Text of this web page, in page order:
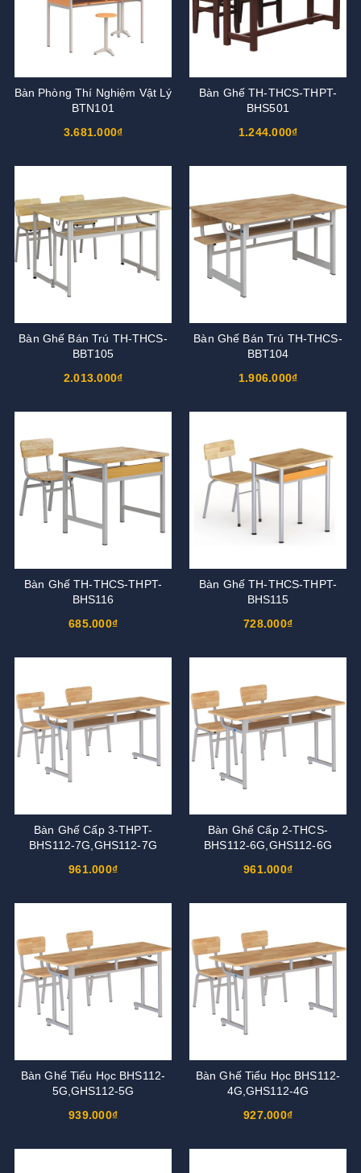
Bàn Phòng Thí Nghiệm Vật Lý
BTN101
3.681.000₫
Bàn Ghế TH-THCS-THPT-
BHS501
1.244.000₫
Bàn Ghế Bán Trú TH-THCS-
BBT105
2.013.000₫
Bàn Ghế Bán Trú TH-THCS-
BBT104
1.906.000₫
Bàn Ghế TH-THCS-THPT-
BHS116
685.000₫
Bàn Ghế TH-THCS-THPT-
BHS115
728.000₫
Bàn Ghế Cấp 3-THPT-
BHS112-7G,GHS112-7G
961.000₫
Bàn Ghế Cấp 2-THCS-
BHS112-6G,GHS112-6G
961.000₫
Bàn Ghế Tiểu Học BHS112-
5G,GHS112-5G
939.000₫
Bàn Ghế Tiểu Học BHS112-
4G,GHS112-4G
927.000₫